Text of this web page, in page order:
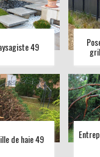
49
de haie 49